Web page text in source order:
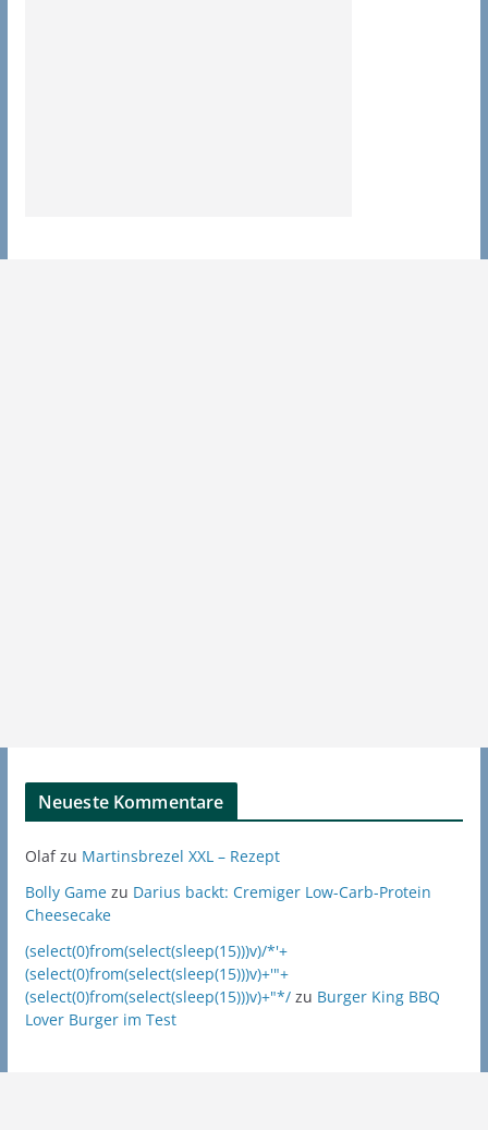
Neueste Kommentare
Olafzu Martinsbrezel XXL – Rezept
Bolly Gamezu Darius backt: Cremiger Low-Carb-Protein
Cheesecake
(select(0)from(select(sleep(15)))v)/*'+
(select(0)from(select(sleep(15)))v)+'"+
(select(0)from(select(sleep(15)))v)+"*/zu Burger King BBQ
Lover Burger im Test